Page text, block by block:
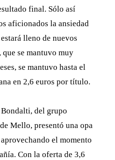
final. Sólo así
aficionados la ansiedad
lleno de nuevos
se mantuvo muy
se mantuvo hasta el
en 2,6 euros por título.
del grupo
Mello, presentó una opa
el momento
Con la oferta de 3,6